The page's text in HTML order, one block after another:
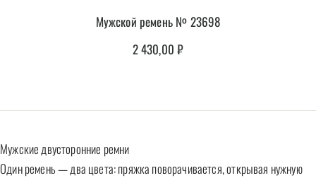
Мужской ремень № 23698
2 430,00₽
Мужские двусторонние ремни
Один ремень — два цвета: пряжка поворачивается, открывая нужную